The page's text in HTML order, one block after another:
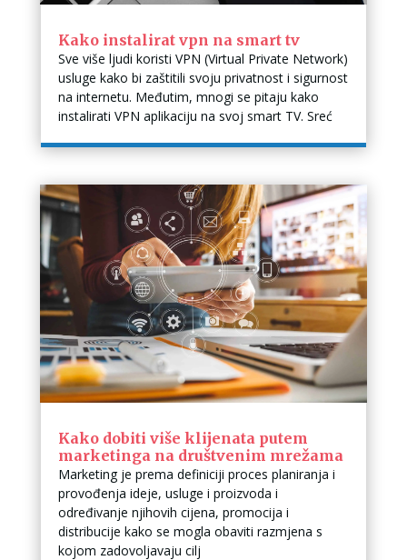
Kako instalirat vpn na smart tv
Sve više ljudi koristi VPN (Virtual Private Network)
usluge kako bi zaštitili svoju privatnost i sigurnost
na internetu. Međutim, mnogi se pitaju kako
instalirati VPN aplikaciju na svoj smart TV. Sreć
Kako dobiti više klijenata putem
marketinga na društvenim mrežama
Marketing je prema definiciji proces planiranja i
provođenja ideje, usluge i proizvoda i
određivanje njihovih cijena, promocija i
distribucije kako se mogla obaviti razmjena s
kojom zadovoljavaju cilj